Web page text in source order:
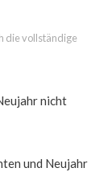
die vollständige
nicht
und Neujahr